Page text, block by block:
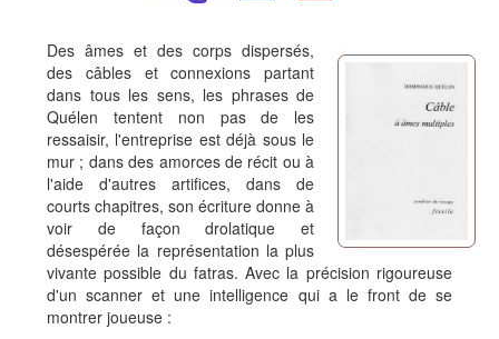
Des âmes et des corps dispersés,
des câbles et connexions partant
dans tous les sens, les phrases de
Quélen tentent non pas de les
ressaisir, l'entreprise est déjà sous le
mur ; dans des amorces de récit ou à
l'aide d'autres artifices, dans de
courts chapitres, son écriture donne à
voir de façon drolatique et
désespérée la représentation la plus
vivante possible du fatras. Avec la précision rigoureuse
d'un scanner et une intelligence qui a le front de se
montrer joueuse :